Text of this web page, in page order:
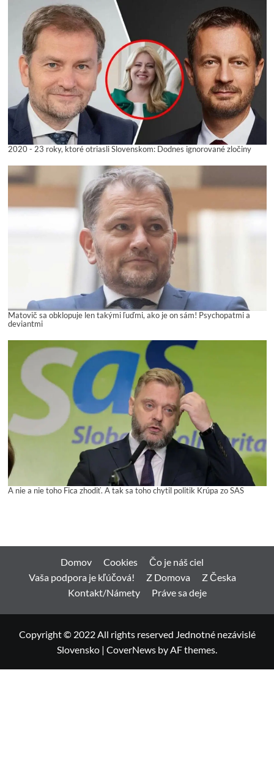
2020 - 23 roky, ktoré otriasli Slovenskom: Dodnes ignorované zločiny
Matovič sa obklopuje len takými ľuďmi, ako je on sám! Psychopatmi a
deviantmi
A nie a nie toho Fica zhodiť. A tak sa toho chytil politik Krúpa zo SAS
Domov Cookies
Čo je náš ciel
Vaša podpora je kľúčová!
Z Domova
Z Česka
Kontakt/Námety
Práve sa deje
Copyright © 2022 All rights reserved Jednotné nezávislé
Slovensko | CoverNews by AF themes.